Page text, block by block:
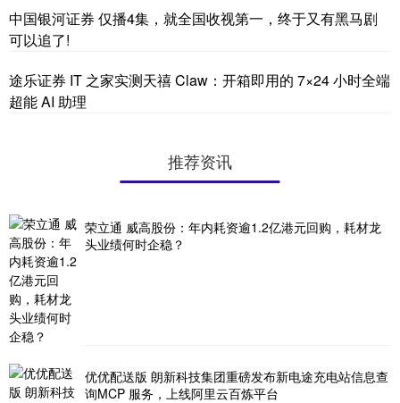
中国银河证券 仅播4集，就全国收视第一，终于又有黑马剧
可以追了!
途乐证券 IT 之家实测天禧 Claw：开箱即用的 7×24 小时全端
超能 AI 助理
推荐资讯
荣立通 威高股份：年内耗资逾1.2亿港元回购，耗材龙
头业绩何时企稳？
优优配送版 朗新科技集团重磅发布新电途充电站信息查
询MCP 服务，上线阿里云百炼平台